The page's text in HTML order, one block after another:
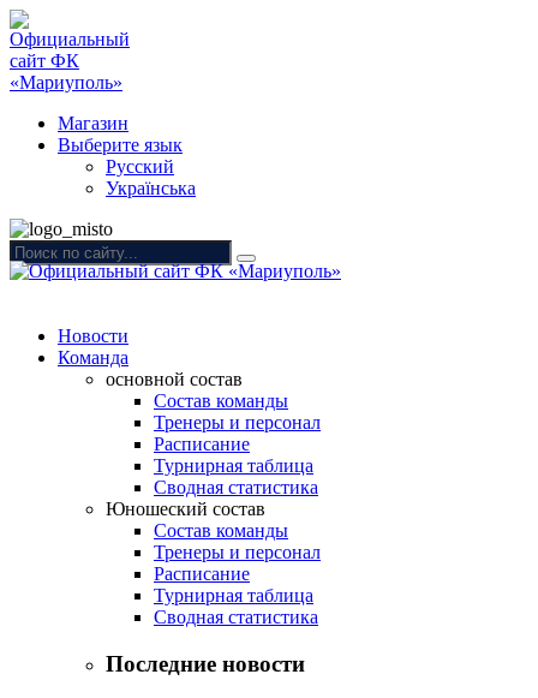
Магазин
Выберите язык
Русский
Українська
Новости
Команда
основной состав
Состав команды
Тренеры и персонал
Расписание
Турнирная таблица
Сводная статистика
Юношеский состав
Состав команды
Тренеры и персонал
Расписание
Турнирная таблица
Сводная статистика
Последние новости